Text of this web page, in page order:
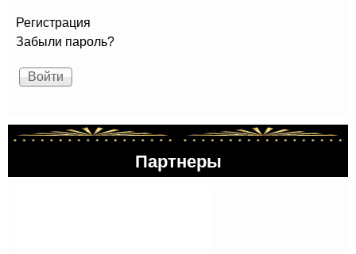
Регистрация
Забыли пароль?
Партнеры